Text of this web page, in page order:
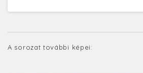
A sorozat további képei: